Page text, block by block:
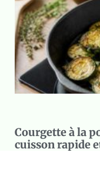
Courgette à la
cuisson rapide